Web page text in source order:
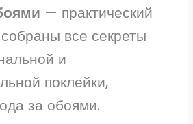
— практический
все секреты
и
поклейки,
за обоями.